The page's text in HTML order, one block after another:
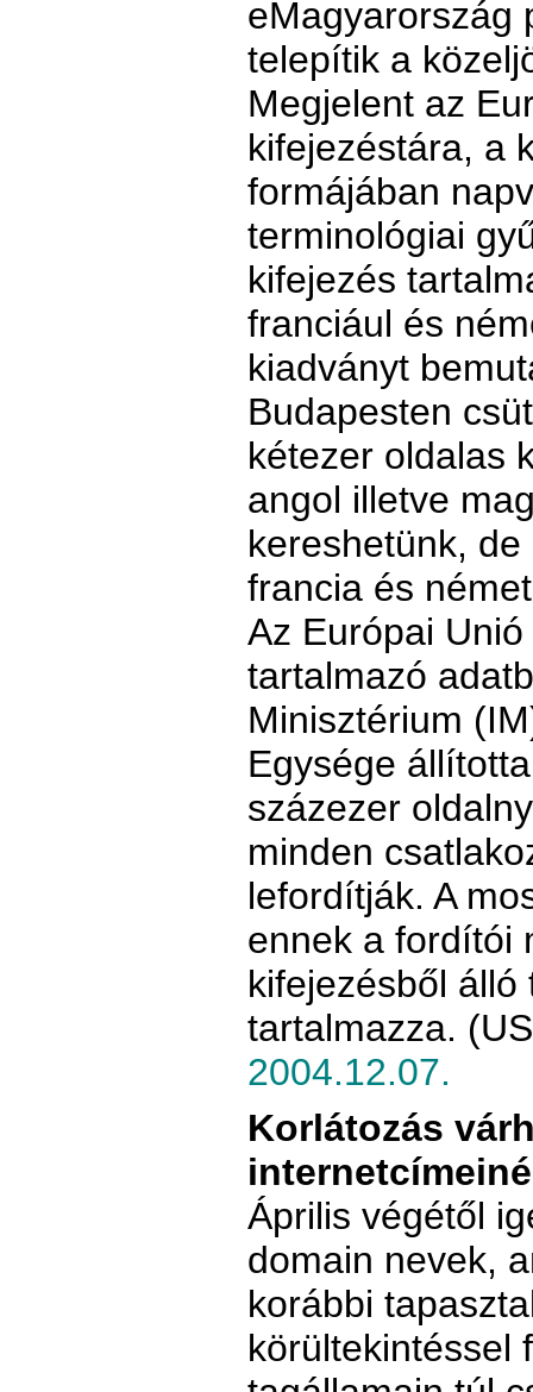
eMagyarország
telepítik a
Megjelent az
kifejezéstára, a
formájában
terminológiai
kifejezés
franciául és
kiadványt
Budapesten
kétezer oldalas
angol illetve
kereshetünk,
francia és
Az Európai
tartalmazó
Minisztérium
Egysége
százezer
minden
lefordítják. A
ennek a fordítói
kifejezésből
tartalmazza.
2004.12.07.
Korlátozás
Április végétől
domain nevek,
korábbi
körültekintéssel